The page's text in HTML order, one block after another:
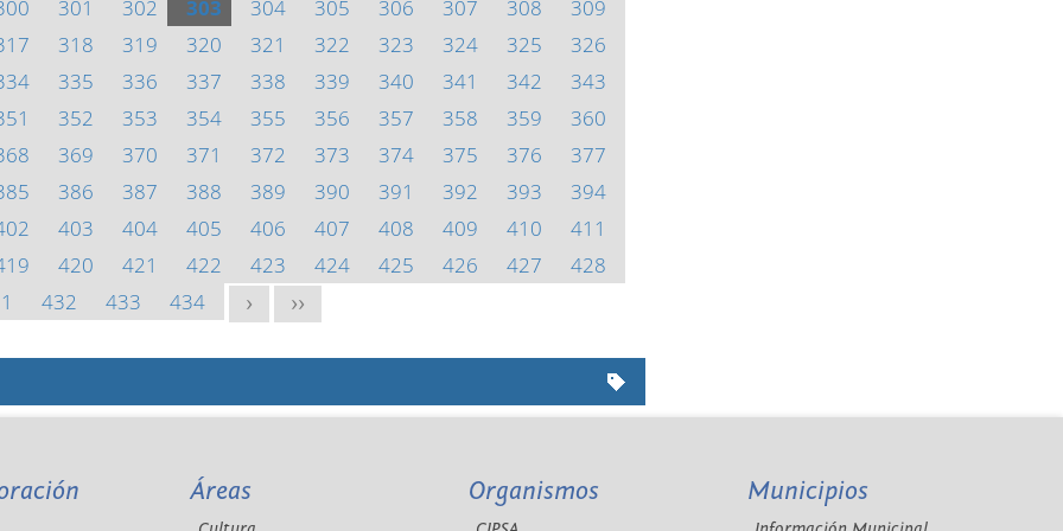
301 302 303 304 305 306 307 308
309
318 319 320 321 322 323 324 325
326
335 336 337 338 339 340 341 342
343
352 353 354 355 356 357 358 359
360
369 370 371 372 373 374 375 376
377
386 387 388 389 390 391 392 393
394
403 404 405 406 407 408 409 410
411
420 421 422 423 424 425 426 427
428
432 433 434 > >>
Áreas Organismos Municipios